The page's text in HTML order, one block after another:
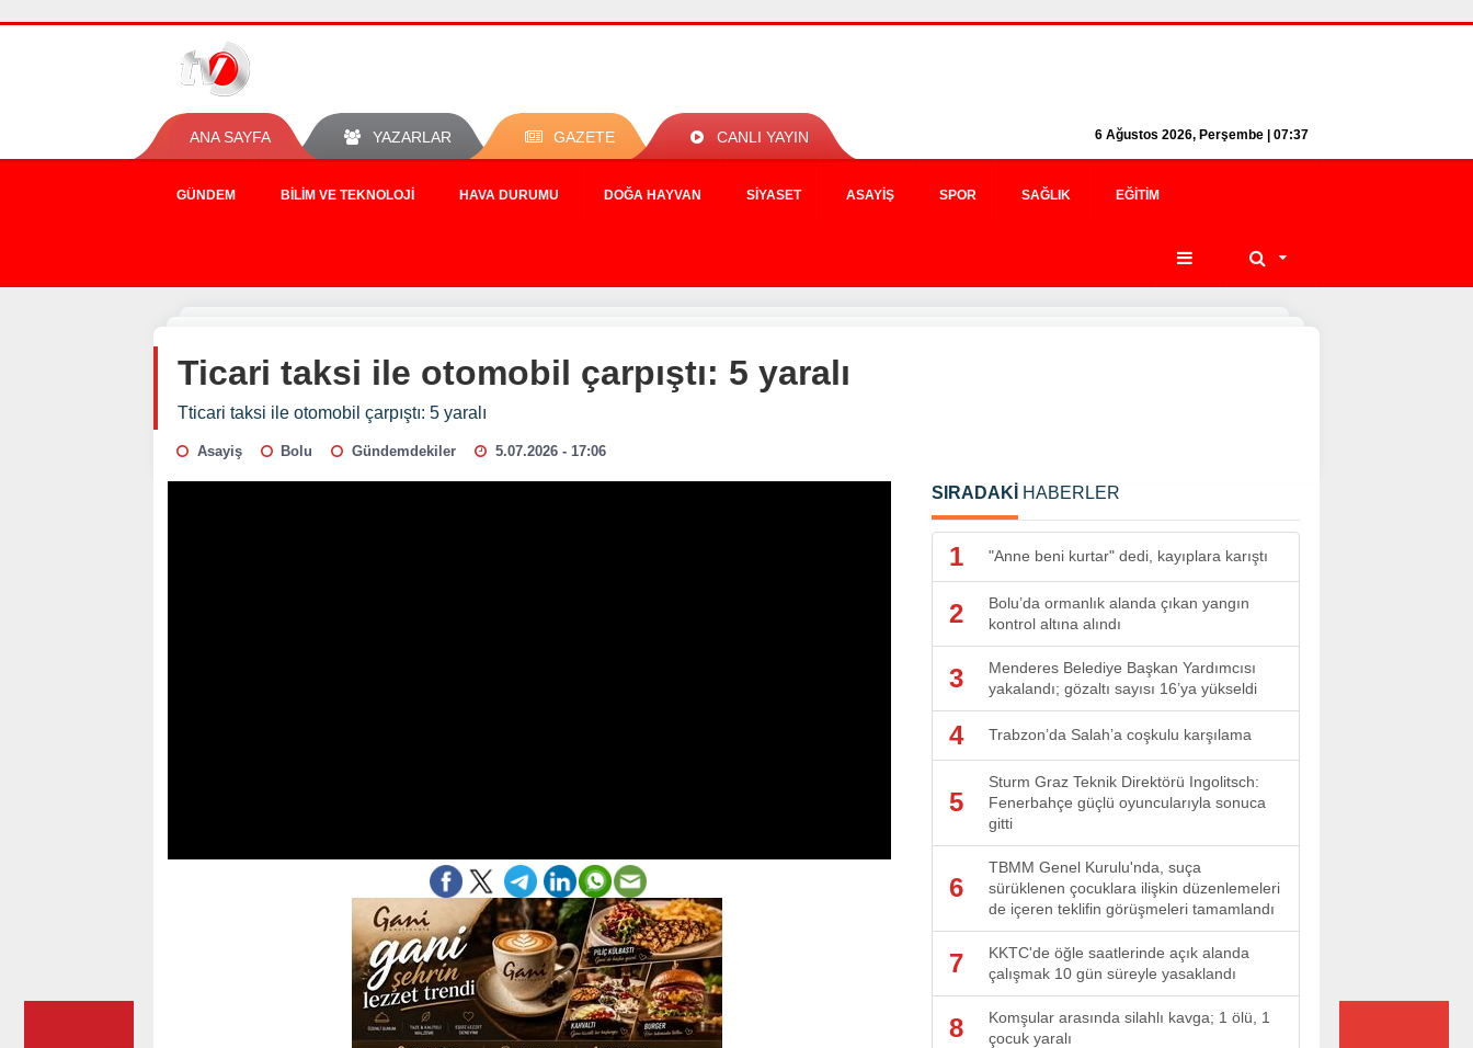
ANA SAYFA YAZARLAR GAZETE CANLI YAYIN 6 Ağustos 2026, Perşembe | 07:37
GÜNDEM BILIM VE TEKNOLOJI HAVA DURUMU DOĞA HAYVAN SIYASET ASAYIŞ SPOR SAĞLIK EĞITIM
Ticari taksi ile otomobil çarpıştı: 5 yaralı
Tticari taksi ile otomobil çarpıştı: 5 yaralı
Asayiş Bolu Gündemdekiler 5.07.2026 - 17:06
SIRADAKİ HABERLER
1 "Anne beni kurtar" dedi, kayıplara karıştı
2
Bolu’da ormanlık alanda çıkan yangın
kontrol altına alındı
3
Menderes Belediye Başkan Yardımcısı
yakalandı; gözaltı sayısı 16’ya yükseldi
4 Trabzon’da Salah’a coşkulu karşılama
5
Sturm Graz Teknik Direktörü Ingolitsch:
Fenerbahçe güçlü oyuncularıyla sonuca
gitti
6
TBMM Genel Kurulu'nda, suça
sürüklenen çocuklara ilişkin düzenlemeleri
de içeren teklifin görüşmeleri tamamlandı
7
KKTC'de öğle saatlerinde açık alanda
çalışmak 10 gün süreyle yasaklandı
8
Komşular arasında silahlı kavga; 1 ölü, 1
çocuk yaralı